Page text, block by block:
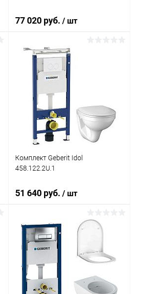
77 020 руб./ шт
В корзину
В избранное Под заказ
Комплект Geberit Idol
458.122.2U.1
51 640 руб./ шт
В корзину
Сравнение
В избранное Под заказ